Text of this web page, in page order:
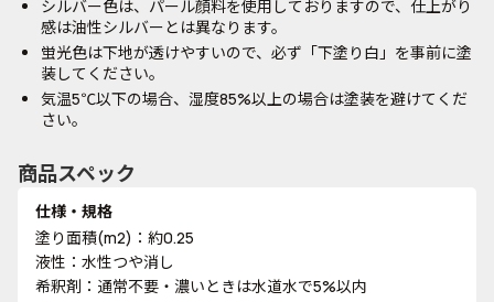
シルバー色は、パール顔料を使用しておりますので、仕上がり
感は油性シルバーとは異なります。
蛍光色は下地が透けやすいので、必ず「下塗り白」を事前に塗
装してください。
気温5℃以下の場合、湿度85%以上の場合は塗装を避けてくだ
さい。
商品スペック
仕様・規格
塗り面積(m2)：約0.25
液性：水性つや消し
希釈剤：通常不要・濃いときは水道水で5%以内